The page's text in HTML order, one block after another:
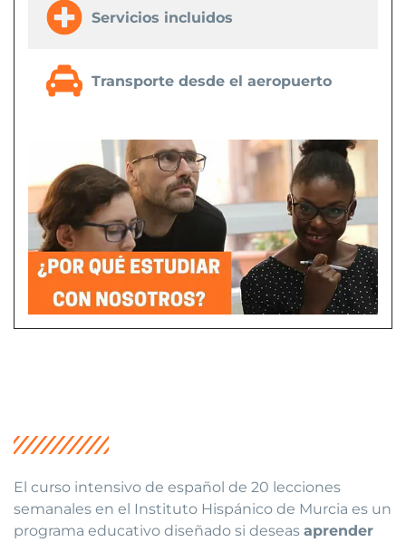
Servicios incluidos
Transporte desde el aeropuerto
El curso intensivo de español de 20 lecciones
semanales en el Instituto Hispánico de Murcia es un
programa educativo diseñado si deseas aprender